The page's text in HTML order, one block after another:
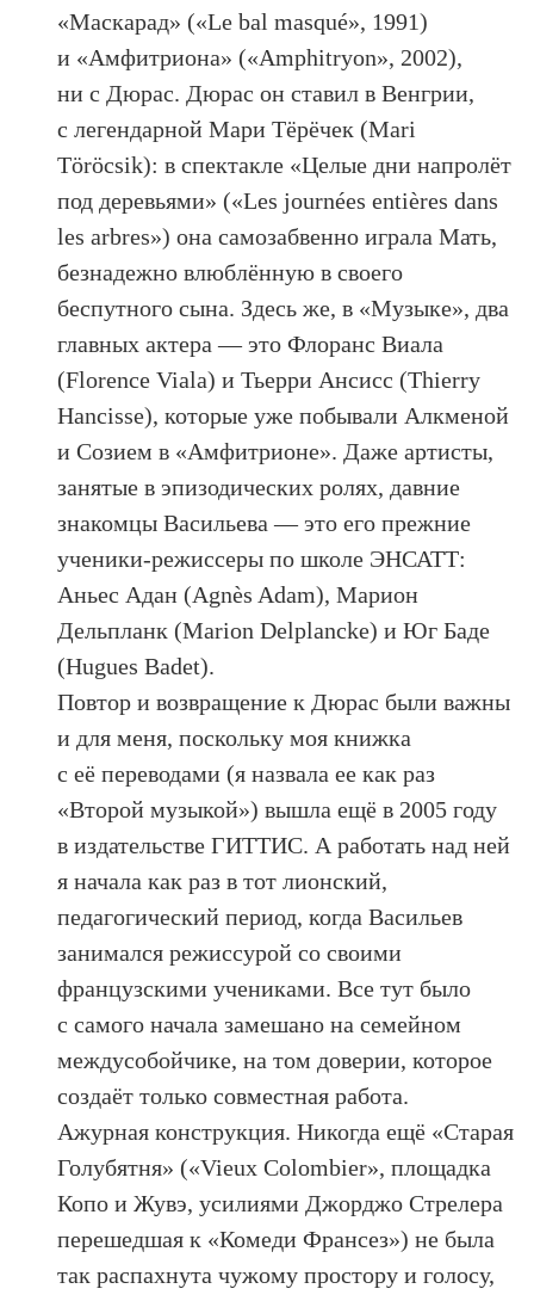
«Маскарад» («Le bal masqué», 1991)
и «Амфитриона» («Amphitryon», 2002),
ни с Дюрас. Дюрас он ставил в Венгрии,
с легендарной Мари Тёрёчек (Mari
Töröcsik): в спектакле «Целые дни напролёт
под деревьями» («Les journées entières dans
les arbres») она самозабвенно играла Мать,
безнадежно влюблённую в своего
беспутного сына. Здесь же, в «Музыке», два
главных актера — это Флоранс Виала
(Florence Viala) и Тьерри Ансисс (Thierry
Hancisse), которые уже побывали Алкменой
и Созием в «Амфитрионе». Даже артисты,
занятые в эпизодических ролях, давние
знакомцы Васильева — это его прежние
ученики-режиссеры по школе ЭНСАТТ:
Аньес Адан (Agnès Adam), Марион
Дельпланк (Marion Delplancke) и Юг Баде
(Hugues Badet).
Повтор и возвращение к Дюрас были важны
и для меня, поскольку моя книжка
с её переводами (я назвала ее как раз
«Второй музыкой») вышла ещё в 2005 году
в издательстве ГИТТИС. А работать над ней
я начала как раз в тот лионский,
педагогический период, когда Васильев
занимался режиссурой со своими
французскими учениками. Все тут было
с самого начала замешано на семейном
междусобойчике, на том доверии, которое
создаёт только совместная работа.
Ажурная конструкция. Никогда ещё «Старая
Голубятня» («Vieux Colombier», площадка
Копо и Жувэ, усилиями Джорджо Стрелера
перешедшая к «Комеди Франсез») не была
так распахнута чужому простору и голосу,